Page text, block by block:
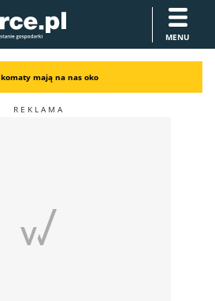
MENU
mają na nas oko